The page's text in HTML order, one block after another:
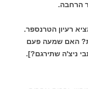
הרחבה.
רעיון הטרנספר.
האם שמעה פעם
ניצ'ה שתירגם?].